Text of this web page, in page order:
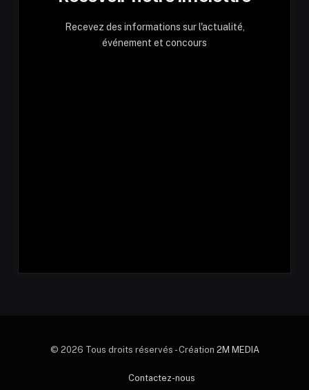
Recevez des informations sur l'actualité,
événement et concours
© 2026 Tous droits réservés - Création 2M MEDIA
Contactez-nous